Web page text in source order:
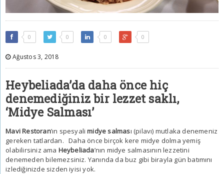
0 0 0 0
Ağustos 3, 2018
Heybeliada’da daha önce hiç
denemediğiniz bir lezzet saklı,
‘Midye Salması’
Mavi Restoran’ın spesyalimidye salması (pilavı) mutlaka denemeniz
gereken tatlardan. Daha önce birçok kere midye dolma yemiş
olabilirsiniz ama Heybeliada’nın midye salmasının lezzetini
denemeden bilemezsiniz. Yanında da buz gibi birayla gün batımını
izlediğinizde sizden iyisi yok.